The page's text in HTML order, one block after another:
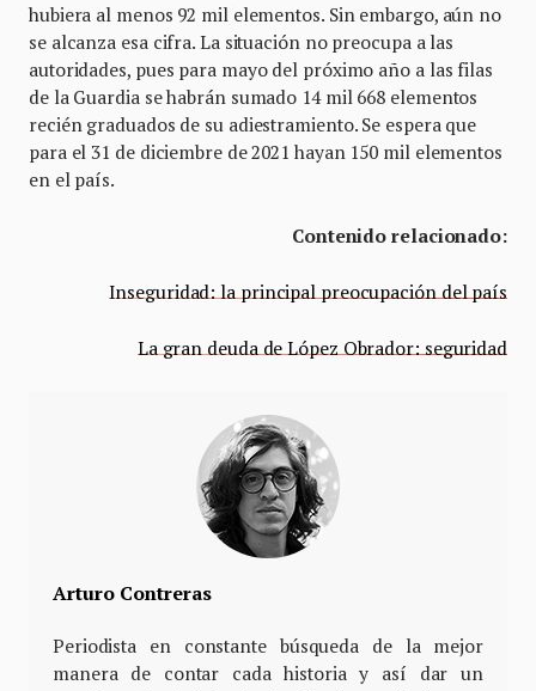
hubiera al menos 92 mil elementos. Sin embargo, aún no
se alcanza esa cifra. La situación no preocupa a las
autoridades, pues para mayo del próximo año a las filas
de la Guardia se habrán sumado 14 mil 668 elementos
recién graduados de su adiestramiento. Se espera que
para el 31 de diciembre de 2021 hayan 150 mil elementos
en el país.
Contenido relacionado:
Inseguridad: la principal preocupación del país
La gran deuda de López Obrador: seguridad
Arturo Contreras
Periodista en constante búsqueda de la mejor
manera de contar cada historia y así dar un